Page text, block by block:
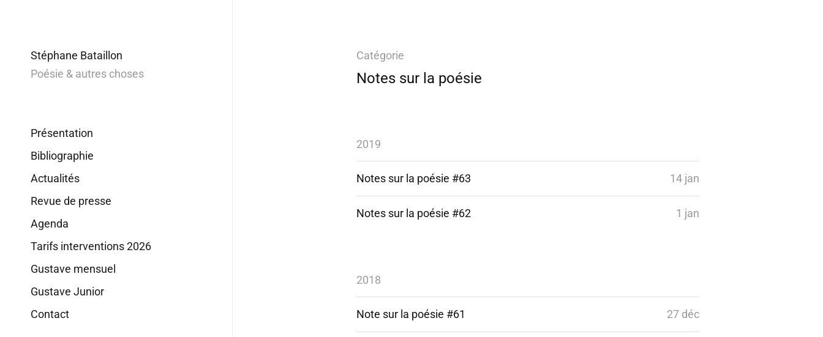
Stéphane Bataillon
Poésie & autres choses
Présentation
Bibliographie
Actualités
Revue de presse
Agenda
Tarifs interventions 2026
Gustave mensuel
Gustave Junior
Contact
Catégorie
Notes sur la poésie
2019
Notes sur la poésie #63 14 jan
Notes sur la poésie #62 1 jan
2018
Note sur la poésie #61 27 déc